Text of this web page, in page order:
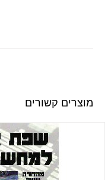
מוצרים קשורים